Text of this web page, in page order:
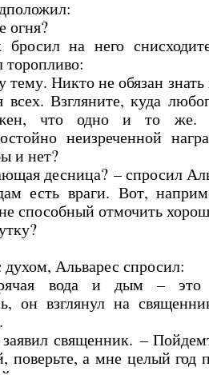
огня?
на него
торопливо:
Никто не обязан
всех. Взгляните, куда
что одно и то же.
неизреченной
и нет?
десница? – спросил
враги. Вот,
способный отмочить
Альварес спросил:
вода и дым – это
он взглянул на
священник. –
поверьте, а мне целый год